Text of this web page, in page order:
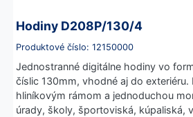
Hodiny D208P/130/4
Produktové číslo: 12150000
Jednostranné digitálne hodiny vo
číslic 130mm, vhodné aj do exteriéru.
hliníkovým rámom a jednoduchou
úrady, školy, športoviská, kúpaliská,